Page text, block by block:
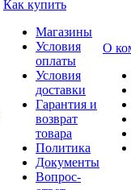
Как купить
Магазины
Условия
оплаты
Условия
доставки
Гарантия и
возврат
товара
Политика
Документы
Вопрос-
О